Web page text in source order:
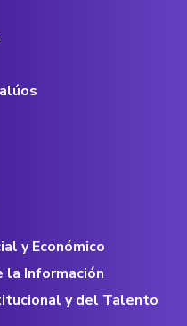
y Económico
la Información
y del Talento